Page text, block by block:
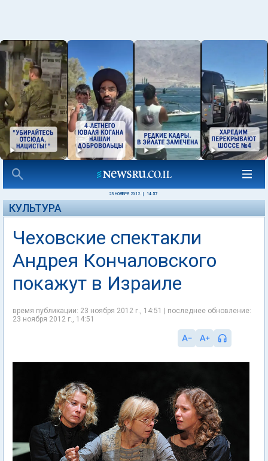
23 НОЯБРЯ 2012 14:57
КУЛЬТУРА
Чеховские спектакли
Андрея Кончаловского
покажут в Израиле
время публикации: 23 ноября 2012 г., 14:51 | последнее обновление:
23 ноября 2012 г., 14:51